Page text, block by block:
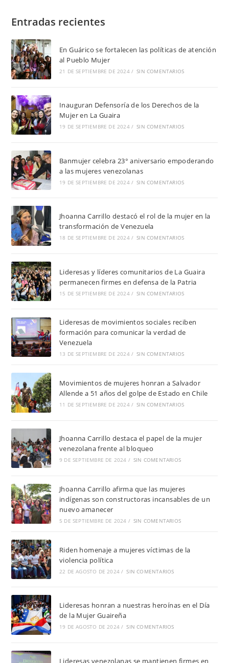
Entradas recientes
En Guárico se fortalecen las políticas de atención
al Pueblo Mujer
21 DE SEPTIEMBRE DE 2024 / SIN COMENTARIOS
Inauguran Defensoría de los Derechos de la
Mujer en La Guaira
19 DE SEPTIEMBRE DE 2024 / SIN COMENTARIOS
Banmujer celebra 23° aniversario empoderando
a las mujeres venezolanas
19 DE SEPTIEMBRE DE 2024 / SIN COMENTARIOS
Jhoanna Carrillo destacó el rol de la mujer en la
transformación de Venezuela
18 DE SEPTIEMBRE DE 2024 / SIN COMENTARIOS
Lideresas y líderes comunitarios de La Guaira
permanecen firmes en defensa de la Patria
15 DE SEPTIEMBRE DE 2024 / SIN COMENTARIOS
Lideresas de movimientos sociales reciben
formación para comunicar la verdad de
Venezuela
13 DE SEPTIEMBRE DE 2024 / SIN COMENTARIOS
Movimientos de mujeres honran a Salvador
Allende a 51 años del golpe de Estado en Chile
11 DE SEPTIEMBRE DE 2024 / SIN COMENTARIOS
Jhoanna Carrillo destaca el papel de la mujer
venezolana frente al bloqueo
9 DE SEPTIEMBRE DE 2024 / SIN COMENTARIOS
Jhoanna Carrillo afirma que las mujeres
indígenas son constructoras incansables de un
nuevo amanecer
5 DE SEPTIEMBRE DE 2024 / SIN COMENTARIOS
Riden homenaje a mujeres víctimas de la
violencia política
22 DE AGOSTO DE 2024 / SIN COMENTARIOS
Lideresas honran a nuestras heroínas en el Día
de la Mujer Guaireña
19 DE AGOSTO DE 2024 / SIN COMENTARIOS
Lideresas venezolanas se mantienen firmes en